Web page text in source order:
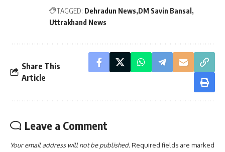
TAGGED: Dehradun News DM Savin Bansal
Uttrakhand News
Share This
Article
Leave a Comment
Your email address will not be published.Required fields are marked